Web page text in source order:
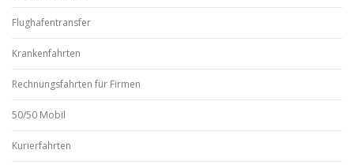
Flughafentransfer
Krankenfahrten
Rechnungsfahrten für Firmen
50/50 Mobil
Kurierfahrten